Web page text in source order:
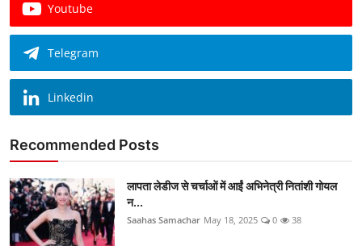
Youtube
Telegram
Linkedin
Recommended Posts
लापता लेडीज से चर्चाओं में आईं अभिनेत्री नितांशी गोयल
न...
Saahas Samachar May 18, 2025 0 38